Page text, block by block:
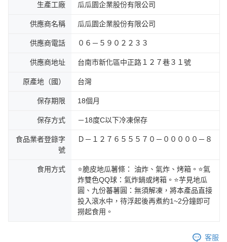
生產工廠 瓜瓜園企業股份有限公司
供應商名稱 瓜瓜園企業股份有限公司
供應商電話 ０６－５９０２２３３
供應商地址 台南市新化區中正路１２７巷３１號
原產地（國） 台灣
保存期限 18個月
保存方式 －18度C以下冷凍保存
食品業者登錄字
號
Ｄ－１２７６５５５７０－０００００－８
食用方式
⭐脆皮地瓜薯條： 油炸、氣炸、烤箱。⭐氣
炸雙色QQ球：氣炸鍋或烤箱。⭐芋見地瓜
圓、九份蕃薯圓：無須解凍，將本產品直接
投入滾水中，待浮起後再煮約1~2分鐘即可
撈起食用。
客服